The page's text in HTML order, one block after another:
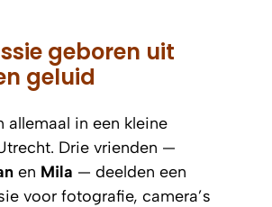
geboren uit
geluid
allemaal in een kleine
Drie vrienden —
en Mila — deelden een
voor fotografie, camera’s